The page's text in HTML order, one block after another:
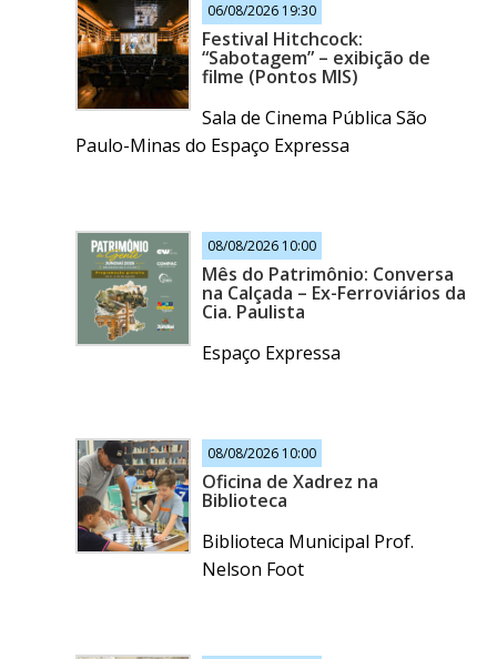
06/08/2026 19:30
Festival Hitchcock:
“Sabotagem” – exibição de
filme (Pontos MIS)
Sala de Cinema Pública São
Paulo-Minas do Espaço Expressa
08/08/2026 10:00
Mês do Patrimônio: Conversa
na Calçada – Ex-Ferroviários da
Cia. Paulista
Espaço Expressa
08/08/2026 10:00
Oficina de Xadrez na
Biblioteca
Biblioteca Municipal Prof.
Nelson Foot